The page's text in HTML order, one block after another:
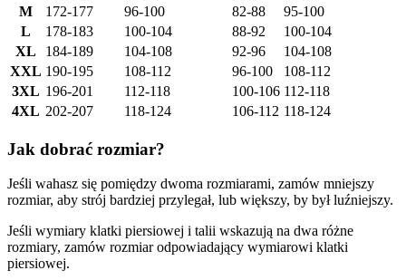
M
172-177 96-100 82-88
95-100
L
178-183 100-104 88-92
100-104
XL
184-189 104-108 92-96
104-108
XXL 190-195 108-112 96-100
108-112
3XL 196-201 112-118 100-106 112-118
4XL 202-207 118-124 106-112 118-124
Jak dobrać rozmiar?
Jeśli wahasz się pomiędzy dwoma rozmiarami, zamów mniejszy
rozmiar, aby strój bardziej przylegał, lub większy, by był luźniejszy.
Jeśli wymiary klatki piersiowej i talii wskazują na dwa różne
rozmiary, zamów rozmiar odpowiadający wymiarowi klatki
piersiowej.